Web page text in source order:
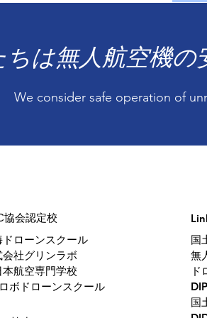
ちは無人航空機の
We consider safe operation of
協会認定校
ドローンスクール
会社グリンラボ
本航空専門学校
ボドローンスクール
国
無
ド
国